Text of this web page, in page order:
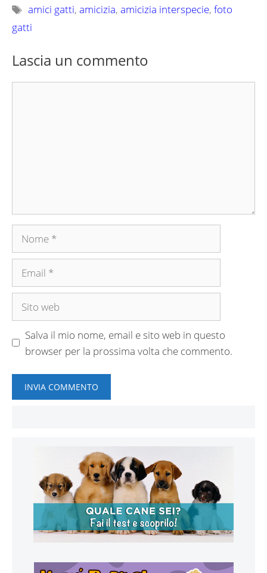
Tag
amici gatti,amicizia,amicizia interspecie,foto
gatti
Lascia un commento
Nome
Email
Sito
Salva il mio nome, email e sito web in questo
browser per la prossima volta che commento.